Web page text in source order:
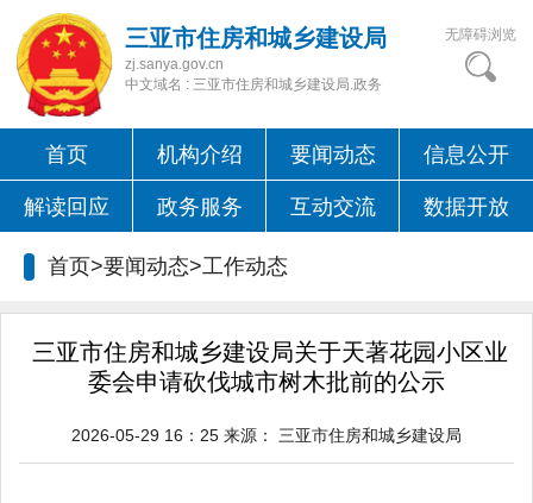
三亚市住房和城乡建设局
zj.sanya.gov.cn
中文域名 : 三亚市住房和城乡建设局.政务
无障碍浏览
首页 机构介绍 要闻动态 信息公开
解读回应 政务服务 互动交流 数据开放
首页>要闻动态>工作动态
三亚市住房和城乡建设局关于天著花园小区业
委会申请砍伐城市树木批前的公示
2026-05-29 16：25 来源： 三亚市住房和城乡建设局